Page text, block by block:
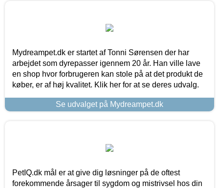
Mydreampet.dk er startet af Tonni Sørensen der har
arbejdet som dyrepasser igennem 20 år. Han ville lave
en shop hvor forbrugeren kan stole på at det produkt de
køber, er af høj kvalitet. Klik her for at se deres udvalg.
Se udvalget på Mydreampet.dk
PetIQ.dk mål er at give dig løsninger på de oftest
forekommende årsager til sygdom og mistrivsel hos din